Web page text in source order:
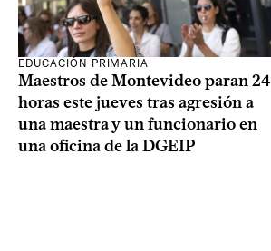
EDUCACIÓN PRIMARIA
Maestros de Montevideo paran 24
horas este jueves tras agresión a
una maestra y un funcionario en
una oficina de la DGEIP